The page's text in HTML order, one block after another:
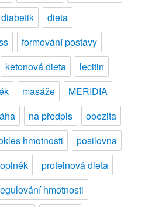
diabetik
dieta
formování postavy
ketonová dieta
lecitin
masáže
MERIDIA
na předpis
obezita
hmotnosti
posilovna
proteinová dieta
hmotnosti